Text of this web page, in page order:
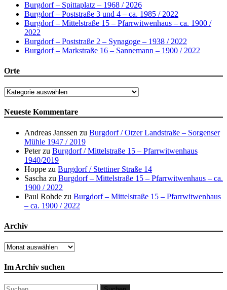
Burgdorf – Spittaplatz – 1968 / 2026
Burgdorf – Poststraße 3 und 4 – ca. 1985 / 2022
Burgdorf – Mittelstraße 15 – Pfarrwitwenhaus – ca. 1900 /
2022
Burgdorf – Poststraße 2 – Synagoge – 1938 / 2022
Burgdorf – Markstraße 16 – Sannemann – 1900 / 2022
Orte
Orte
Neueste Kommentare
Andreas Janssen zu Burgdorf / Otzer Landstraße – Sorgenser
Mühle 1947 / 2019
Peterzu Burgdorf / Mittelstraße 15 – Pfarrwitwenhaus
1940/2019
Hoppe zu Burgdorf / Stettiner Straße 14
Sascha zu Burgdorf – Mittelstraße 15 – Pfarrwitwenhaus – ca.
1900 / 2022
Paul Rohde zu Burgdorf – Mittelstraße 15 – Pfarrwitwenhaus
– ca. 1900 / 2022
Archiv
Archiv
Im Archiv suchen
Suchen